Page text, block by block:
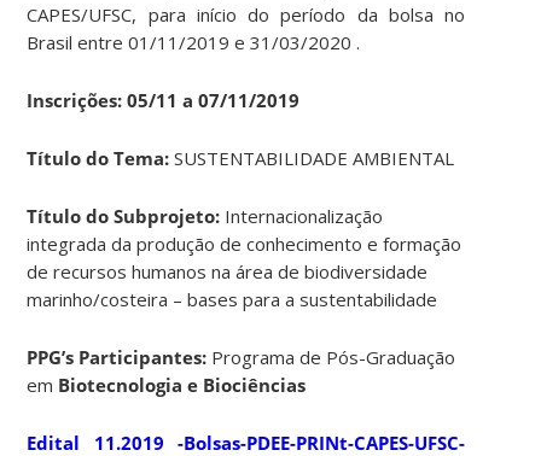
CAPES/UFSC, para início do período da bolsa no
Brasil entre 01/11/2019 e 31/03/2020 .
Inscrições: 05/11 a 07/11/2019
Título do Tema: SUSTENTABILIDADE AMBIENTAL
Título do Subprojeto: Internacionalização
integrada da produção de conhecimento e formação
de recursos humanos na área de biodiversidade
marinho/costeira – bases para a sustentabilidade
PPG’s Participantes: Programa de Pós-Graduação
em Biotecnologia e Biociências
Edital 11.2019 -Bolsas-PDEE-PRINt-CAPES-UFSC-